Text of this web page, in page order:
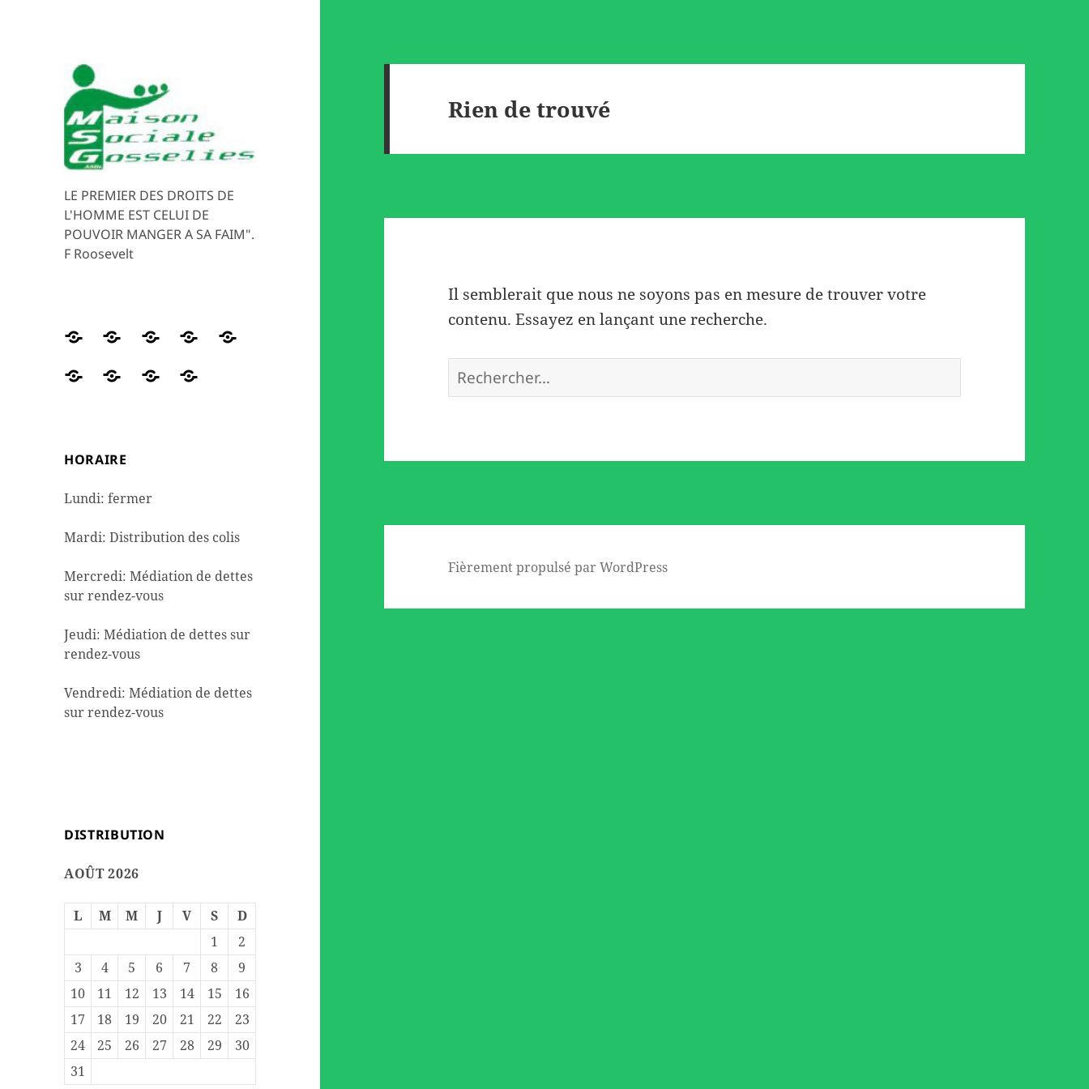
LE PREMIER DES DROITS DE
L'HOMME EST CELUI DE
POUVOIR MANGER A SA FAIM".
F Roosevelt
Distribution
colis
alimentaire
HISTORIQUE
Les
et
Magasin
seconde
MEDIATION
RéseauxORGANIGRAMME
NOUSContact
HORAIRE
Lundi: fermer
Mardi: Distribution des colis
Mercredi: Médiation de dettes
sur rendez-vous
Jeudi: Médiation de dettes sur
rendez-vous
Vendredi: Médiation de dettes
sur rendez-vous
DISTRIBUTION
AOÛT 2026
L M M J V S
D
1
2
3
4 5 6 7 8
9
10
11 12 13 14 15
16
17
18 19 20 21 22
23
24
25 26 27 28 29
30
31
Rien de trouvé
Il semblerait que nous ne soyons pas en mesure de trouver votre
contenu. Essayez en lançant une recherche.
Rechercher :
Fièrement propulsé par WordPress